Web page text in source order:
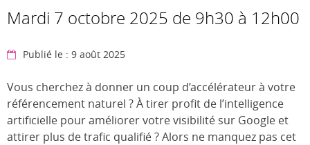
Mardi 7 octobre 2025 de 9h30 à 12h00
Publié le : 9 août 2025
Vous cherchez à donner un coup d’accélérateur à votre
référencement naturel ? À tirer profit de l’intelligence
artificielle pour améliorer votre visibilité sur Google et
attirer plus de trafic qualifié ? Alors ne manquez pas cet